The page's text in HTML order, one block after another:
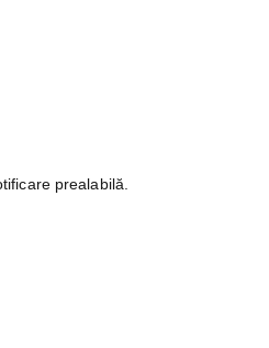
prealabilă.